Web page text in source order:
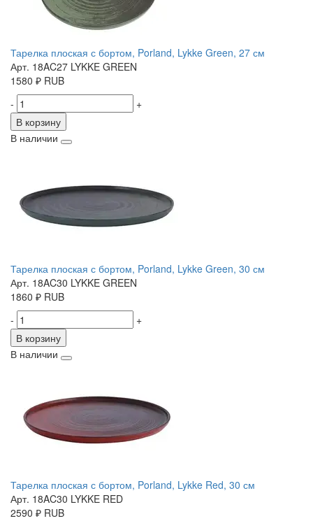
Тарелка плоская с бортом, Porland, Lykke Green, 27 см
Арт. 18AC27 LYKKE GREEN
1580 ₽ RUB
-
+
В корзину
В наличии
Тарелка плоская с бортом, Porland, Lykke Green, 30 см
Арт. 18AC30 LYKKE GREEN
1860 ₽ RUB
-
+
В корзину
В наличии
Тарелка плоская с бортом, Porland, Lykke Red, 30 см
Арт. 18AC30 LYKKE RED
2590 ₽ RUB